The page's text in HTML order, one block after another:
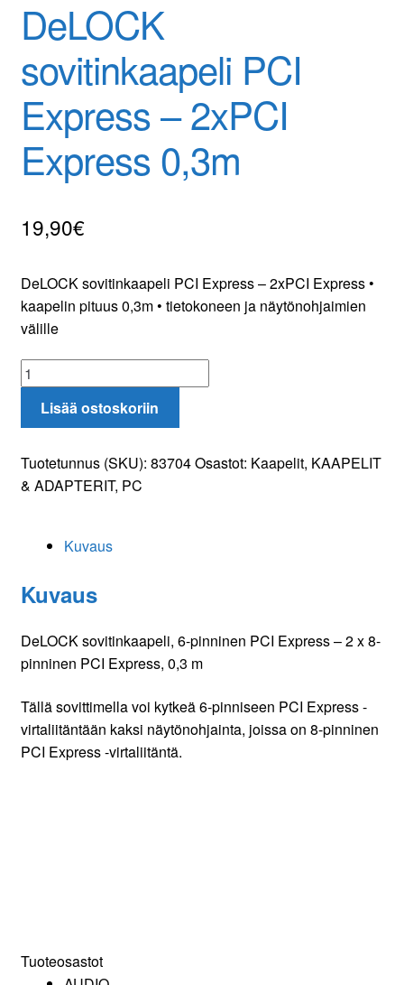
Yrityksestä
Yhteydenotto
Oma tili
Tilaa uutiskirje
DeLOCK
sovitinkaapeli PCI
Express – 2xPCI
Express 0,3m
19,90€
DeLOCK sovitinkaapeli PCI Express – 2xPCI Express •
kaapelin pituus 0,3m • tietokoneen ja näytönohjaimien
välille
DeLOCK
sovitinkaapeli
PCI
-
2xPCI
määrä
Lisää ostoskoriin
Tuotetunnus (SKU): 83704Osastot: Kaapelit, KAAPELIT
& ADAPTERIT, PC
Kuvaus
Kuvaus
DeLOCK sovitinkaapeli, 6-pinninen PCI Express – 2 x 8-
pinninen PCI Express, 0,3 m
Tällä sovittimella voi kytkeä 6-pinniseen PCI Express -
virtaliitäntään kaksi näytönohjainta, joissa on 8-pinninen
PCI Express -virtaliitäntä.
Tuoteosastot